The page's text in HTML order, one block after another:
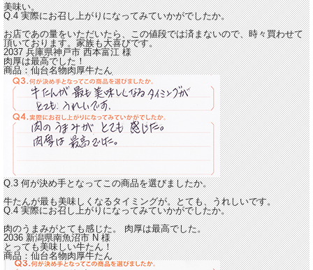
美味い。
Q.4 実際にお召し上がりになってみていかがでしたか。
お店であの量をいただいたら、この値段では済まないので、時々買わせて
頂いております。家族も大喜びです。
2037 兵庫県神戸市西本富江様
肉厚は最高でした！
商品：仙台名物肉厚牛たん
Q.3 何が決め手となってこの商品を選びましたか。
牛たんが最も美味しくなるタイミングが。とても、うれしいです。
Q.4 実際にお召し上がりになってみていかがでしたか。
肉のうまみがとても感じた。肉厚は最高でした。
2036 新潟県南魚沼市N様
とっても美味しい牛たん！
商品：仙台名物肉厚牛たん